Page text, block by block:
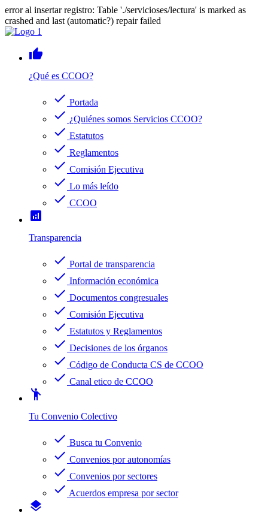
error al insertar registro: Table './servicioses/lectura' is marked as
crashed and last (automatic?) repair failed
thumb_up
¿Qué es CCOO?
check Portada
check ¿Quiénes somos Servicios CCOO?
check Estatutos
check Reglamentos
check Comisión Ejecutiva
check Lo más leído
check CCOO
analytics
Transparencia
check Portal de transparencia
check Información económica
check Documentos congresuales
check Comisión Ejecutiva
check Estatutos y Reglamentos
check Decisiones de los órganos
check Código de Conducta CS de CCOO
check Canal etico de CCOO
emoji_people
Tu Convenio Colectivo
check Busca tu Convenio
check Convenios por autonomías
check Convenios por sectores
check Acuerdos empresa por sector
layers